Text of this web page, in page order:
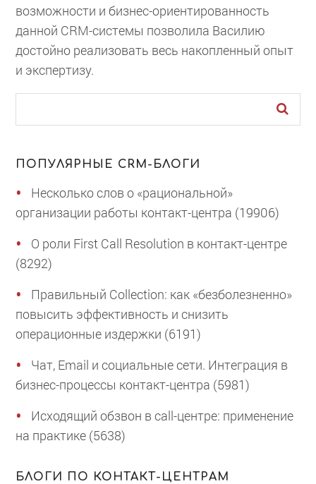
возможности и бизнес-ориентированность
данной CRM-системы позволила Василию
достойно реализовать весь накопленный опыт
и экспертизу.
ПОПУЛЯРНЫЕ CRM-БЛОГИ
Несколько слов о «рациональной»
организации работы контакт-центра (19906)
О роли First Call Resolution в контакт-центре
(8292)
Правильный Collection: как «безболезненно»
повысить эффективность и снизить
операционные издержки (6191)
Чат, Email и социальные сети. Интеграция в
бизнес-процессы контакт-центра (5981)
Исходящий обзвон в call-центре: применение
на практике (5638)
БЛОГИ ПО КОНТАКТ-ЦЕНТРАМ